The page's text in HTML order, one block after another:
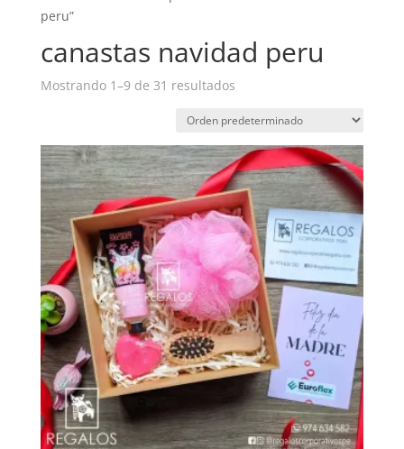
peru”
canastas navidad peru
Mostrando 1–9 de 31 resultados